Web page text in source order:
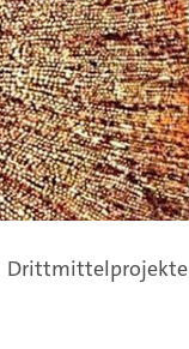
Drittmittelprojekte